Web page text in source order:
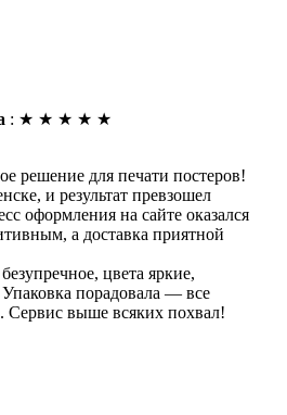
: ★ ★ ★ ★ ★
решение для печати постеров!
и результат превзошел
оформления на сайте оказался
а доставка приятной
цвета яркие,
порадовала — все
Сервис выше всяких похвал!